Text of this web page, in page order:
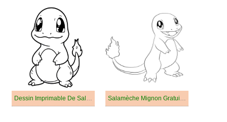
Dessin Imprimable De Salamèche Salamèche Mignon Gratuit Pour les Enfants